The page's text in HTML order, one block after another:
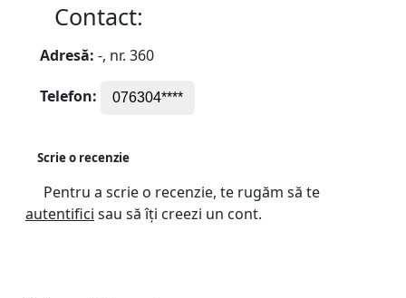
Contact:
Adresă: -, nr. 360
Telefon: 076304****
Scrie o recenzie
Pentru a scrie o recenzie, te rugăm să te
autentifici sau să îți creezi un cont.